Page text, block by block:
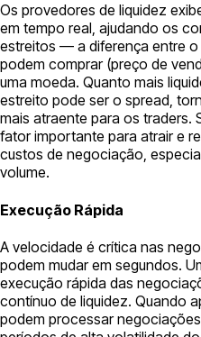
Os provedores de liquidez
em tempo real, ajudando os
estreitos — a diferença entre
podem comprar (preço de
uma moeda. Quanto mais
estreito pode ser o spread,
mais atraente para os traders.
fator importante para atrair e
custos de negociação,
volume.
Execução Rápida
A velocidade é crítica nas
podem mudar em segundos.
execução rápida das
contínuo de liquidez. Quando
podem processar